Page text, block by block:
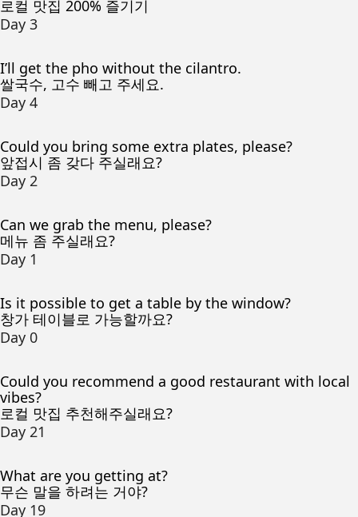
로컬 맛집 200% 즐기기
Day 3
I’ll get the pho without the cilantro.
쌀국수, 고수 빼고 주세요.
Day 4
Could you bring some extra plates, please?
앞접시 좀 갖다 주실래요?
Day 2
Can we grab the menu, please?
메뉴 좀 주실래요?
Day 1
Is it possible to get a table by the window?
창가 테이블로 가능할까요?
Day 0
Could you recommend a good restaurant with local
vibes?
로컬 맛집 추천해주실래요?
Day 21
What are you getting at?
무슨 말을 하려는 거야?
Day 19